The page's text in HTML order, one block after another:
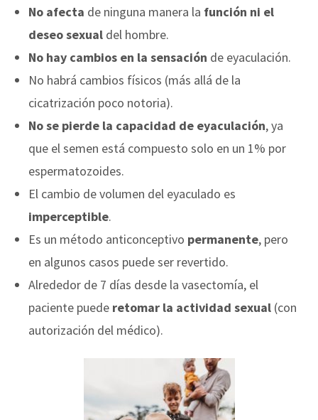
No afecta de ninguna manera la función ni el
deseo sexual del hombre.
No hay cambios en la sensación de eyaculación.
No habrá cambios físicos (más allá de la
cicatrización poco notoria).
No se pierde la capacidad de eyaculación, ya
que el semen está compuesto solo en un 1% por
espermatozoides.
El cambio de volumen del eyaculado es
imperceptible.
Es un método anticonceptivo permanente, pero
en algunos casos puede ser revertido.
Alrededor de 7 días desde la vasectomía, el
paciente puede retomar la actividad sexual (con
autorización del médico).